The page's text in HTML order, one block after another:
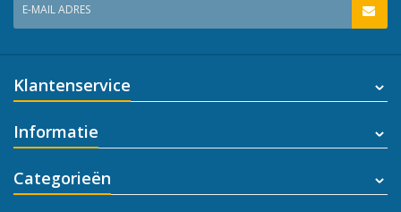
E-MAIL ADRES
Klantenservice
Informatie
Categorieën